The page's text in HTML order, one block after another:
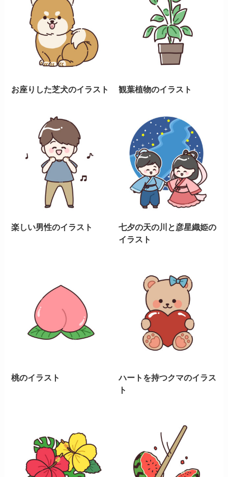
お座りした芝犬のイラスト 観葉植物のイラスト
楽しい男性のイラスト
七夕の天の川と彦星織姫の
イラスト
桃のイラスト
ハートを持つクマのイラス
ト